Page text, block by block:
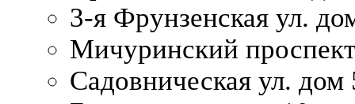
3-я Фрунзенская ул.
Мичуринский
Садовническая ул. дом